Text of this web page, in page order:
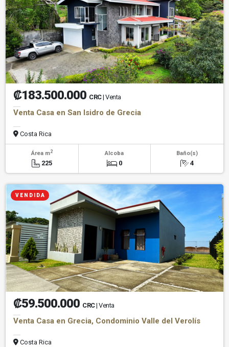
₡183.500.000 CRC| Venta
Venta Casa en San Isidro de Grecia
Costa Rica
Área m2
225
Alcoba
0
Baño(s)
4
V E N D I D A
₡59.500.000 CRC| Venta
Venta Casa en Grecia, Condominio Valle del Verolís
Costa Rica